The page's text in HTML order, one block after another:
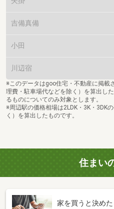
吉備真備
小田
川辺宿
※このデータはgoo住宅・不動産に掲載
理費・駐車場代などを除く）を算出し
るものについてのみ対象とします。
※周辺駅の価格相場は2LDK・3K・3DK
く）を算出したものです。
住まい
家を買うと決め